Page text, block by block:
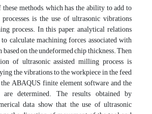
methods, which has the ability to add to
is the use of ultrasonic vibrations
process. In this paper, analytical relations
calculate machining forces associated with
on the undeformed chip thickness. Then
of ultrasonic assisted milling process is
the vibrations to the workpiece in the feed
ABAQUS finite element software and the
are determined. The results obtained by
data show that the use of ultrasonic